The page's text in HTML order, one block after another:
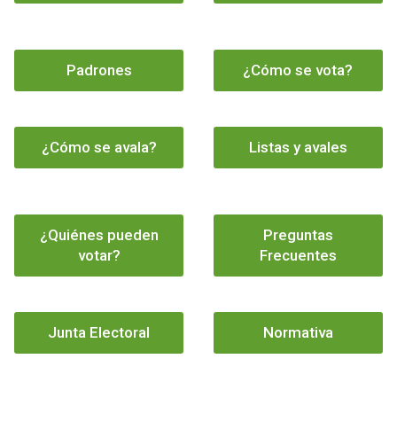
Padrones ¿Cómo se vota?
¿Cómo se avala? Listas y avales
¿Quiénes pueden
votar?
Preguntas
Frecuentes
Junta Electoral Normativa